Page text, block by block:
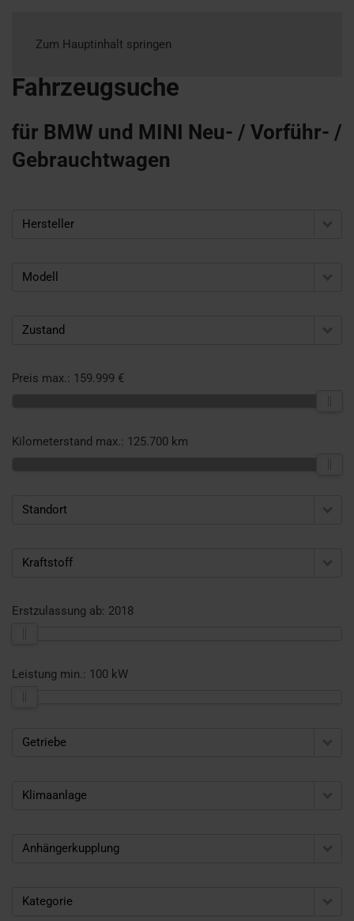
Zum Hauptinhalt springen
Fahrzeugsuche
für BMW und MINI Neu- / Vorführ- /
Gebrauchtwagen
Hersteller
Modell
Zustand
Preis max.: 159.999 €
Kilometerstand max.: 125.700 km
Standort
Kraftstoff
Erstzulassung ab: 2018
Leistung min.: 100 kW
Getriebe
Klimaanlage
Anhängerkupplung
Kategorie